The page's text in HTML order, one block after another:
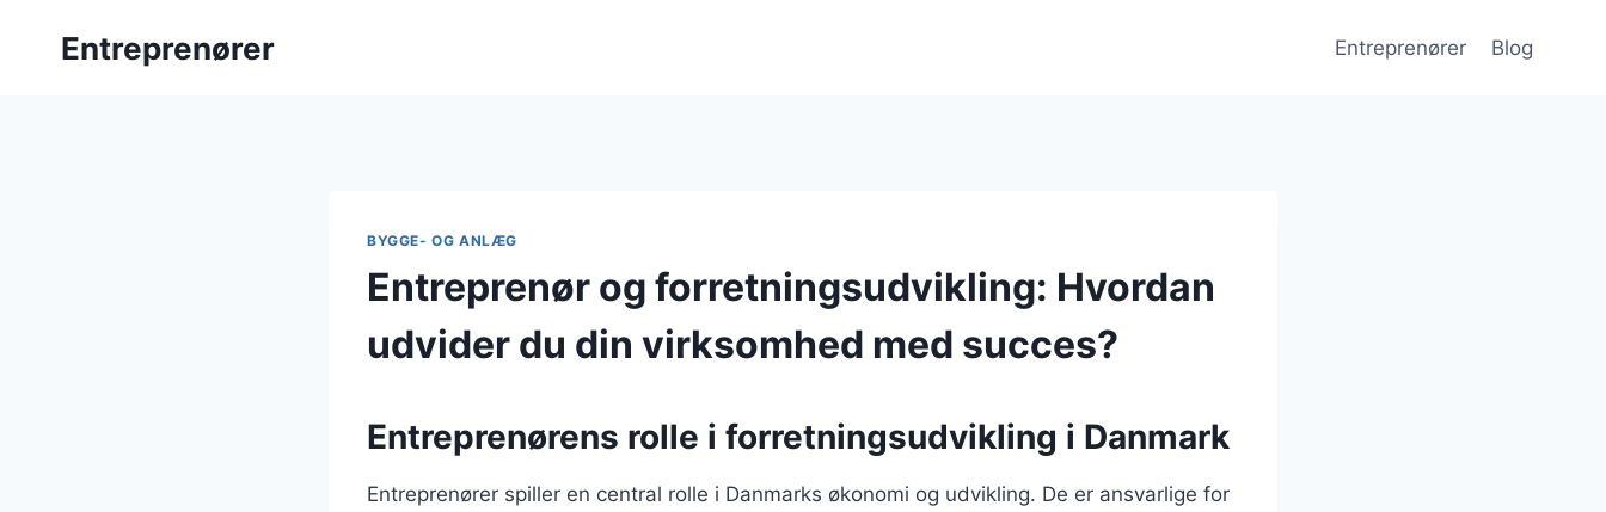
Entreprenører Entreprenører Blog
BYGGE- OG ANLÆG
Entreprenør og forretningsudvikling: Hvordan
udvider du din virksomhed med succes?
Entreprenørens rolle i forretningsudvikling i Danmark
Entreprenører spiller en central rolle i Danmarks økonomi og udvikling. De er ansvarlige for